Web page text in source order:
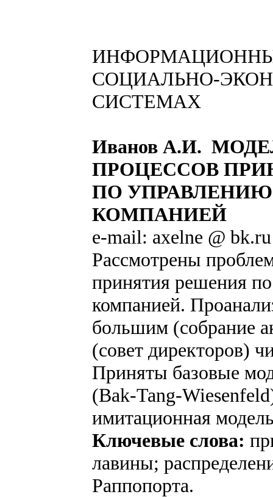
СОЦИАЛЬНО-
СИСТЕМАХ
Иванов А.И.
ПРОЦЕССОВ
ПО
КОМПАНИЕЙ
e-mail: axelne @ bk.ru
Рассмотрены
принятия решения
компанией.
большим (собрание
(совет директоров)
Приняты базовые
(Bak-Tang-
имитационная
Ключевые слова:
лавины;
Раппопорта.